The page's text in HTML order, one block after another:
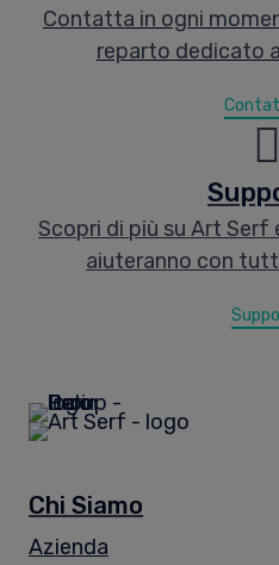
Contatta in ogni
reparto dedicato
Scopri di più su Art Serf
aiuteranno con
Chi Siamo
Azienda